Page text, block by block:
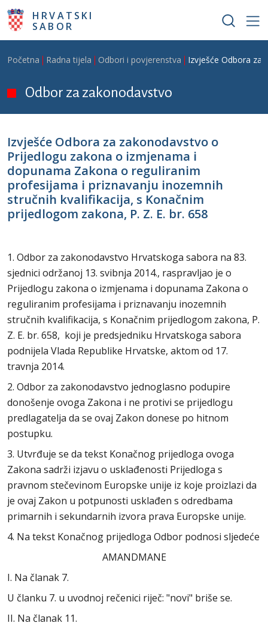
Skoči na glavni sadržaj
HRVATSKI
SABOR
Breadcrumb
Početna Radna tijela Odbori i povjerenstva Izvješće Odbora za
Odbor za zakonodavstvo
Izvješće Odbora za zakonodavstvo o
Prijedlogu zakona o izmjenama i
dopunama Zakona o reguliranim
profesijama i priznavanju inozemnih
stručnih kvalifikacija, s Konačnim
prijedlogom zakona, P. Z. E. br. 658
1. Odbor za zakonodavstvo Hrvatskoga sabora na 83.
sjednici održanoj 13. svibnja 2014., raspravljao je o
Prijedlogu zakona o izmjenama i dopunama Zakona o
reguliranim profesijama i priznavanju inozemnih
stručnih kvalifikacija, s Konačnim prijedlogom zakona, P.
Z. E. br. 658, koji je predsjedniku Hrvatskoga sabora
podnijela Vlada Republike Hrvatske, aktom od 17.
travnja 2014.
2. Odbor za zakonodavstvo jednoglasno podupire
donošenje ovoga Zakona i ne protivi se prijedlogu
predlagatelja da se ovaj Zakon donese po hitnom
postupku.
3. Utvrđuje se da tekst Konačnog prijedloga ovoga
Zakona sadrži izjavu o usklađenosti Prijedloga s
pravnom stečevinom Europske unije iz koje proizlazi da
je ovaj Zakon u potpunosti usklađen s odredbama
primarnih i sekundarnih izvora prava Europske unije.
4. Na tekst Konačnog prijedloga Odbor podnosi sljedeće
AMANDMANE
I. Na članak 7.
U članku 7. u uvodnoj rečenici riječ: "novi" briše se.
II. Na članak 11.